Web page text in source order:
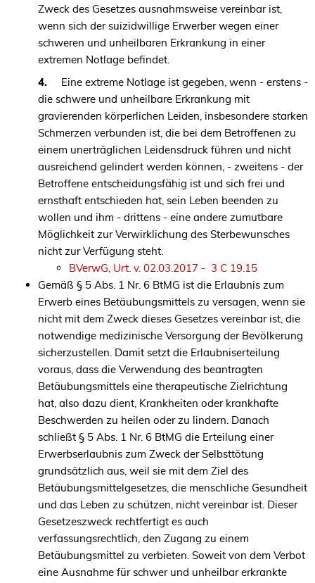
Zweck des Gesetzes ausnahmsweise vereinbar ist,
wenn sich der suizidwillige Erwerber wegen einer
schweren und unheilbaren Erkrankung in einer
extremen Notlage befindet.
4. Eine extreme Notlage ist gegeben, wenn - erstens -
die schwere und unheilbare Erkrankung mit
gravierenden körperlichen Leiden, insbesondere starken
Schmerzen verbunden ist, die bei dem Betroffenen zu
einem unerträglichen Leidensdruck führen und nicht
ausreichend gelindert werden können, - zweitens - der
Betroffene entscheidungsfähig ist und sich frei und
ernsthaft entschieden hat, sein Leben beenden zu
wollen und ihm - drittens - eine andere zumutbare
Möglichkeit zur Verwirklichung des Sterbewunsches
nicht zur Verfügung steht.
BVerwG, Urt. v. 02.03.2017 - 3 C 19.15
Gemäß § 5 Abs. 1 Nr. 6 BtMG ist die Erlaubnis zum
Erwerb eines Betäubungsmittels zu versagen, wenn sie
nicht mit dem Zweck dieses Gesetzes vereinbar ist, die
notwendige medizinische Versorgung der Bevölkerung
sicherzustellen. Damit setzt die Erlaubniserteilung
voraus, dass die Verwendung des beantragten
Betäubungsmittels eine therapeutische Zielrichtung
hat, also dazu dient, Krankheiten oder krankhafte
Beschwerden zu heilen oder zu lindern. Danach
schließt § 5 Abs. 1 Nr. 6 BtMG die Erteilung einer
Erwerbserlaubnis zum Zweck der Selbsttötung
grundsätzlich aus, weil sie mit dem Ziel des
Betäubungsmittelgesetzes, die menschliche Gesundheit
und das Leben zu schützen, nicht vereinbar ist. Dieser
Gesetzeszweck rechtfertigt es auch
verfassungsrechtlich, den Zugang zu einem
Betäubungsmittel zu verbieten. Soweit von dem Verbot
eine Ausnahme für schwer und unheilbar erkrankte